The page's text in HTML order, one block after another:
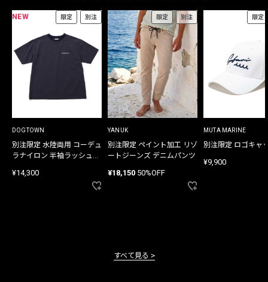
NEW 限定 別注
DOGTOWN
別注限定 水陸両用 コーデュ
ラナイロン 半袖ラッシュガ
¥14,300
限定 別注
YANUK
別注限定 ペイント加工 リゾ
ートジーンズ デニムパンツ
¥18,150 50%OFF
限定
MUTA MARINE
別注限定 ロゴキャ
¥9,900
すべて見る